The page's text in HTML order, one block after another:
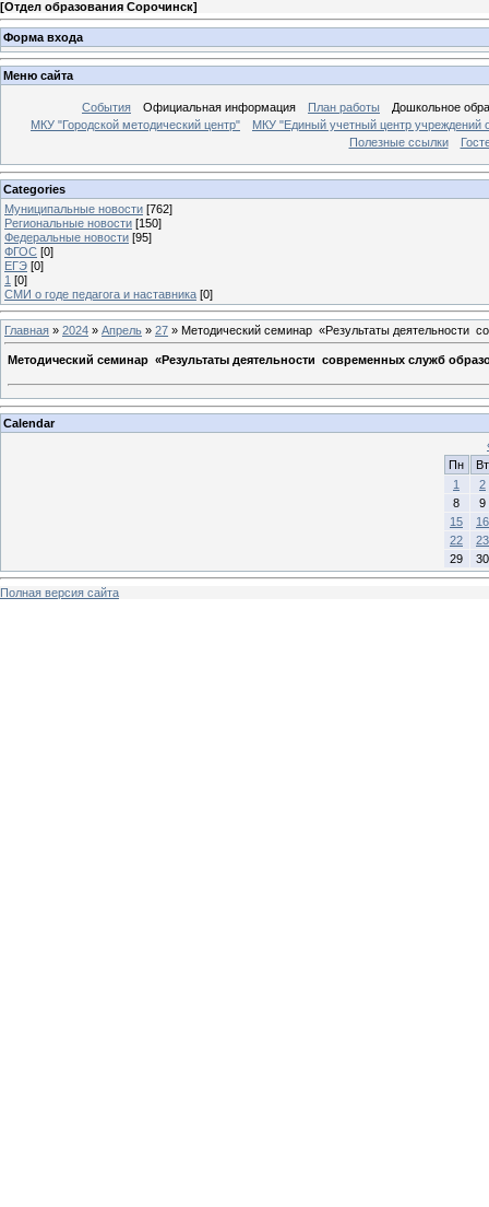
[Отдел образования Сорочинск]
Форма входа
Меню сайта
События Официальная информация План работы
Дошкольное
МКУ "Городской методический центр"
МКУ "Единый учетный центр учреждений
Полезные ссылки
Categories
Муниципальные новости [762]
Региональные новости [150]
Федеральные новости [95]
ФГОС [0]
ЕГЭ [0]
1 [0]
СМИ о годе педагога и наставника [0]
Главная » 2024 » Апрель » 27 » Методический семинар «Результаты деятельности
Методический семинар «Результаты деятельности современных служб
Calendar
Пн
Вт
1
2
8
9
15
16
22
23
29
30
Полная версия сайта